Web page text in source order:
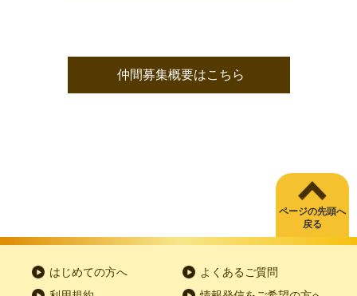
仲間募集概要はこちら
ページの先頭へ
戻る
はじめての方へ
よくあるご質問